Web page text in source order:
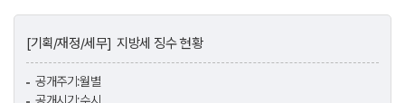
[기획/재정/세무] 지방세 징수 현황
공개주기:월별
공개시기:수시